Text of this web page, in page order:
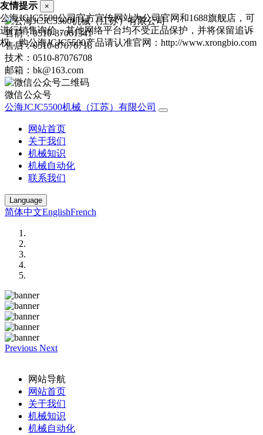
售前：0510-87061341
售后：0510-87076718
技术：0510-87076708
邮箱：bk@163.com
微信公众号
公海JCJC5500机械（江苏）有限公司
网站首页
关于我们
机械知识
机械自动化
联系我们
Language
简体中文EnglishFrench
Previous Next
网站导航
网站首页
关于我们
机械知识
机械自动化
友情提示 ×
公海JCJC5500公司官方宣传网站为公司官网和1688旗舰店，可
进行销售询价，其他网络平台均不受正品保护，并将保留追诉
权，购公海JCJC5500产品请认准官网：http://www.xrongbio.com